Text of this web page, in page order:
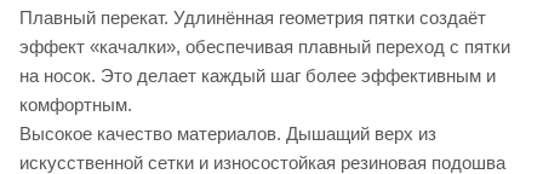
Плавный перекат. Удлинённая геометрия пятки создаёт
эффект «качалки», обеспечивая плавный переход с пятки
на носок. Это делает каждый шаг более эффективным и
комфортным.
Высокое качество материалов. Дышащий верх из
искусственной сетки и износостойкая резиновая подошва